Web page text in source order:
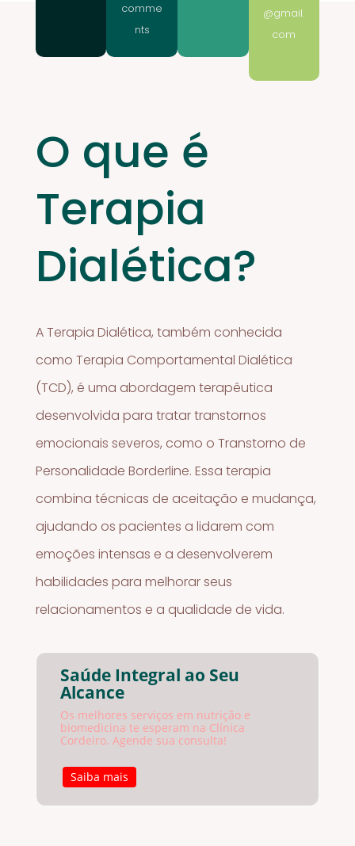
comme
nts
@gmail.
com
O que é
Terapia
Dialética?
A Terapia Dialética, também conhecida
como Terapia Comportamental Dialética
(TCD), é uma abordagem terapêutica
desenvolvida para tratar transtornos
emocionais severos, como o Transtorno de
Personalidade Borderline. Essa terapia
combina técnicas de aceitação e mudança,
ajudando os pacientes a lidarem com
emoções intensas e a desenvolverem
habilidades para melhorar seus
relacionamentos e a qualidade de vida.
Saúde Integral ao Seu
Alcance
Os melhores serviços em nutrição e
biomedicina te esperam na Clínica
Cordeiro. Agende sua consulta!
Saiba mais